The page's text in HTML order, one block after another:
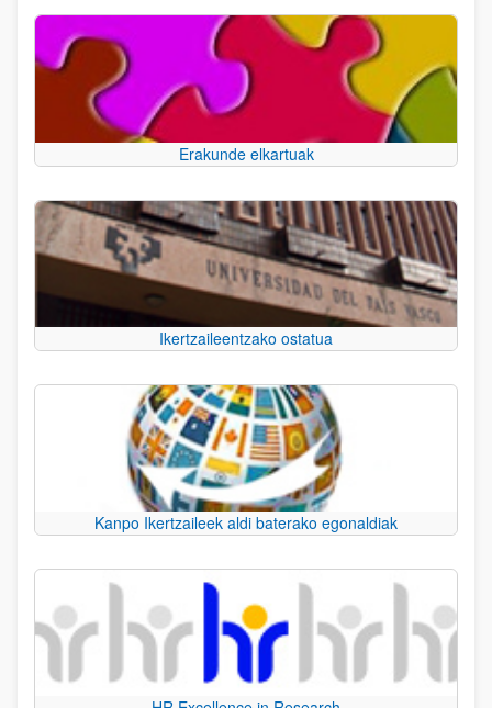
Erakunde elkartuak
Ikertzaileentzako ostatua
Kanpo Ikertzaileek aldi baterako egonaldiak